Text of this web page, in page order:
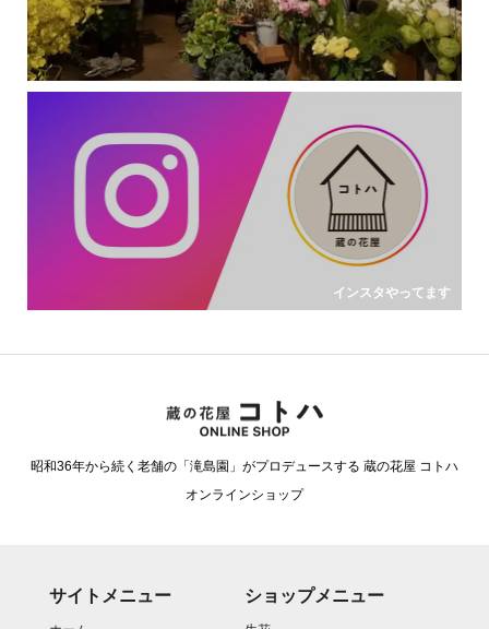
インスタやってます
昭和36年から続く老舗の「滝島園」がプロデュースする 蔵の花屋 コトハ
オンラインショップ
サイトメニュー ショップメニュー